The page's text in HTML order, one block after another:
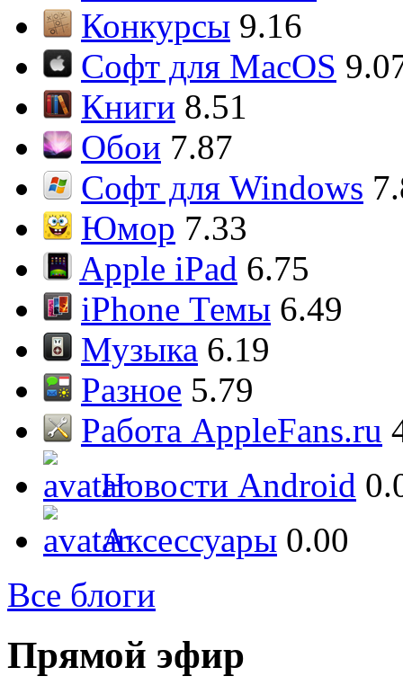
Конкурсы 9.16
Софт для MacOS
Книги 8.51
Обои 7.87
Софт для Windows
Юмор 7.33
Apple iPad 6.75
iPhone Темы 6.49
Музыка 6.19
Разное 5.79
Работа AppleFans.ru
Новости Android
Аксессуары 0.00
Все блоги
Прямой эфир